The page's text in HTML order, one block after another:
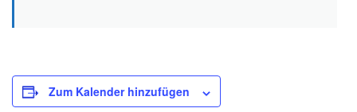
Zum Kalender hinzufügen